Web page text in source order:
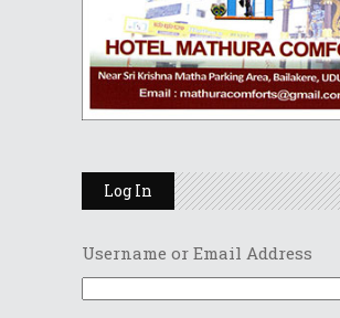
Log In
Username or Email Address